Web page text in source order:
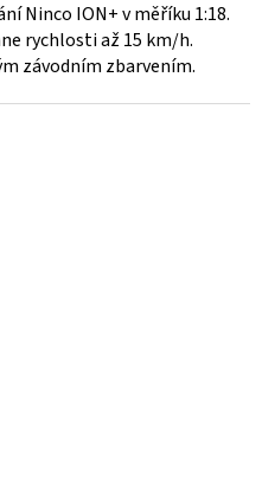
Ninco ION+ v měříku 1:18.
rychlosti až 15 km/h.
závodním zbarvením.